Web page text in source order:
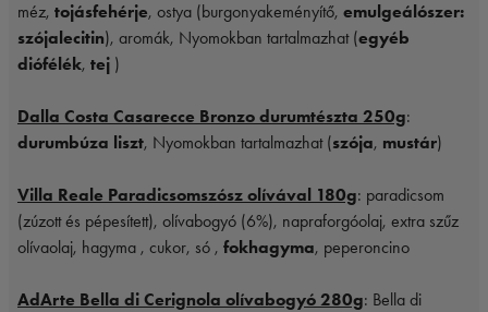
méz, tojásfehérje, ostya (burgonyakeményítő, emulgeálószer:
szójalecitin), aromák, Nyomokban tartalmazhat (egyéb
diófélék, tej )
Dalla Costa Casarecce Bronzo durumtészta 250g:
durumbúza liszt, Nyomokban tartalmazhat (szója, mustár)
Villa Reale Paradicsomszósz olívával 180g: paradicsom
(zúzott és pépesített), olívabogyó (6%), napraforgóolaj, extra szűz
olívaolaj, hagyma , cukor, só , fokhagyma, peperoncino
AdArte Bella di Cerignola olívabogyó 280g: Bella di